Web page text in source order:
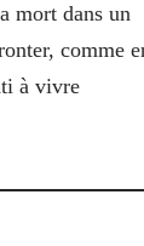
mort dans un
comme
à vivre